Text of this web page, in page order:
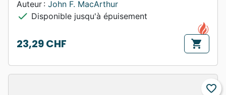
Auteur : John F. MacArthur
check Disponible jusqu'à épuisement
Prix
23,29 CHF shopping_cart
favorite_border